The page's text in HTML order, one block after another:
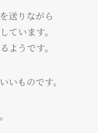
送りながら
ています。
ようです。
いものです。